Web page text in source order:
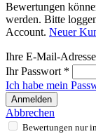
Bewertungen
werden. Bitte
Account. Neuer
Ihre E-Mail-Adresse
Ihr Passwort *
Ich habe mein
Anmelden
Abbrechen
Bewertungen nur